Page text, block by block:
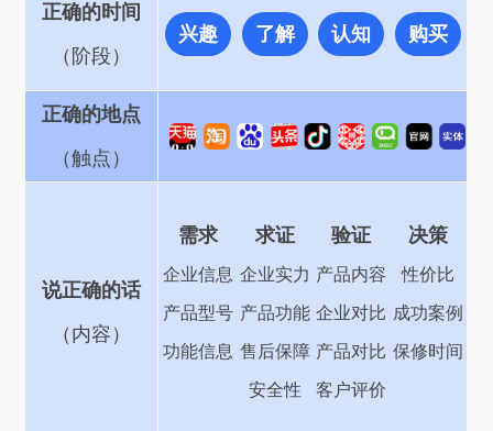
正确的时间
（阶段）
兴趣 了解 认知 购买
正确的地点
（触点）
说正确的话
（内容）
需求
企业信息
产品型号
功能信息
求证
企业实力
产品功能
售后保障
安全性
验证
产品内容
企业对比
产品对比
客户评价
决策
性价比
成功案例
保修时间